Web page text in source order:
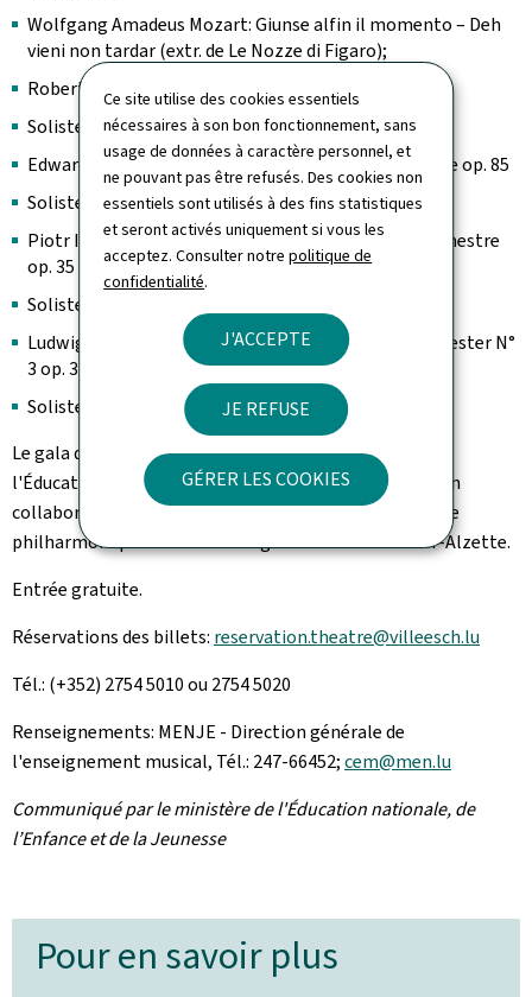
Ce site utilise des cookies essentiels
nécessaires à son bon fonctionnement, sans
usage de données à caractère personnel, et
ne pouvant pas être refusés. Des cookies non
essentiels sont utilisés à des fins statistiques
et seront activés uniquement si vous les
acceptez. Consulter notrepolitique de
confidentialité.
J'ACCEPTE
JE REFUSE
GÉRER LES COOKIES
Wolfgang Amadeus Mozart: Giunse alfin il momento – Deh
vieni non tardar (extr. de Le Nozze di Figaro);
Robert Stolz: Mein Liebeslied muss ein Walzer sein
Soliste: Lisa Burke, chant classique
Edward Elgar: Concerto pour violoncelle et orchestre op. 85
Soliste: Mario Vander Linden, violoncelle
Piotr Ilitch Tchaïkovski: Concerto pour violon et orchestre
op. 35
Soliste: Gaja Suselj, violon
Ludwig van Beethoven: Konzert für Klavier und Orchester N°
3 op. 37
Soliste: Anna Touliankina, piano
Le gala des lauréats est organisé par le ministère de
l'Éducation nationale, de l'Enfance et de la Jeunesse en
collaboration avec les trois conservatoires, l'Orchestre
philharmonique du Luxembourg et la Ville d'Esch-sur-Alzette.
Entrée gratuite.
Réservations des billets: reservation.theatre@villeesch.lu
Tél.: (+352) 2754 5010 ou 2754 5020
Renseignements: MENJE - Direction générale de
l'enseignement musical, Tél.: 247-66452;cem@men.lu
Communiqué par le ministère de l'Éducation nationale, de
l’Enfance et de la Jeunesse
Pour en savoir plus